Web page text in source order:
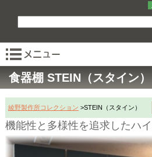
食器棚 STEIN（スタイン）
綾野製作所コレクション >STEIN（スタイン）
機能性と多様性を追求したハ